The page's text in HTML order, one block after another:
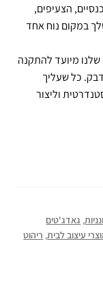
הצעיפים,
במקום נוח אחד
– מתלה 5 הווים שלנו מיועד להתקנה
כל שעליך
וליצור
, גאדג'טים
עיצוב לבית, ריהוט